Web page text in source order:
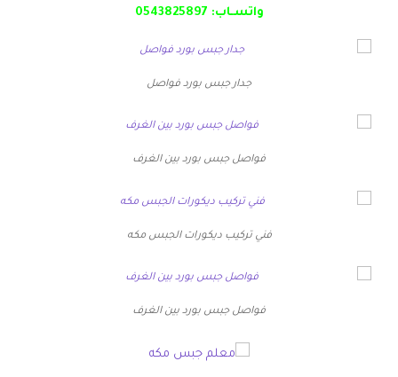
واتسـاب: 0543825897
جدار جبس بورد فواصل
فواصل جبس بورد بين الغرف
فني تركيب ديكورات الجبس مكه
فواصل جبس بورد بين الغرف